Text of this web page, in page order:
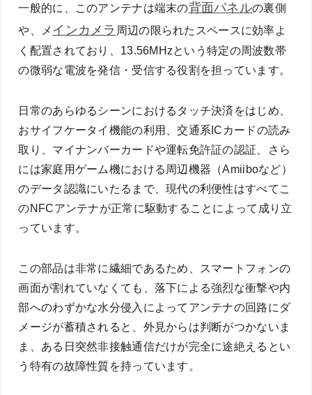
一般的に、このアンテナは端末の背面パネルの裏側
や、メ インカメラ 周辺の限られたスペースに効率よ
く配置されており、13.56MHzという特定の周波数帯
の微弱な電波を発信・受信する役割を担っています。
日常のあらゆるシーンにおけるタッチ決済をはじめ、
おサイフケータイ機能の利用、交通系ICカードの読み
取り、マイナンバーカードや運転免許証の認証、さら
には家庭用ゲーム機における周辺機器（Amiiboなど）
のデータ認識にいたるまで、現代の利便性はすべてこ
のNFCアンテナが正常に駆動することによって成り立
っています。
この部品は非常に繊細であるため、スマートフォンの
画面が割れていなくても、落下による強烈な衝撃や内
部へのわずかな水分侵入によってアンテナの回路にダ
メージが蓄積されると、外見からは判断がつかないま
ま、ある日突然非接触通信だけが完全に途絶えるとい
う特有の故障性質を持っています。